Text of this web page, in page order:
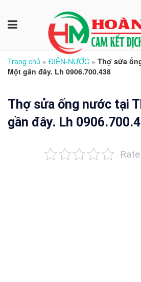
Trang chủ » ĐIỆN-NƯỚC » Thợ sửa
Một gần đây. Lh 0906.700.438
Thợ sửa ống nước tại
gần đây. Lh